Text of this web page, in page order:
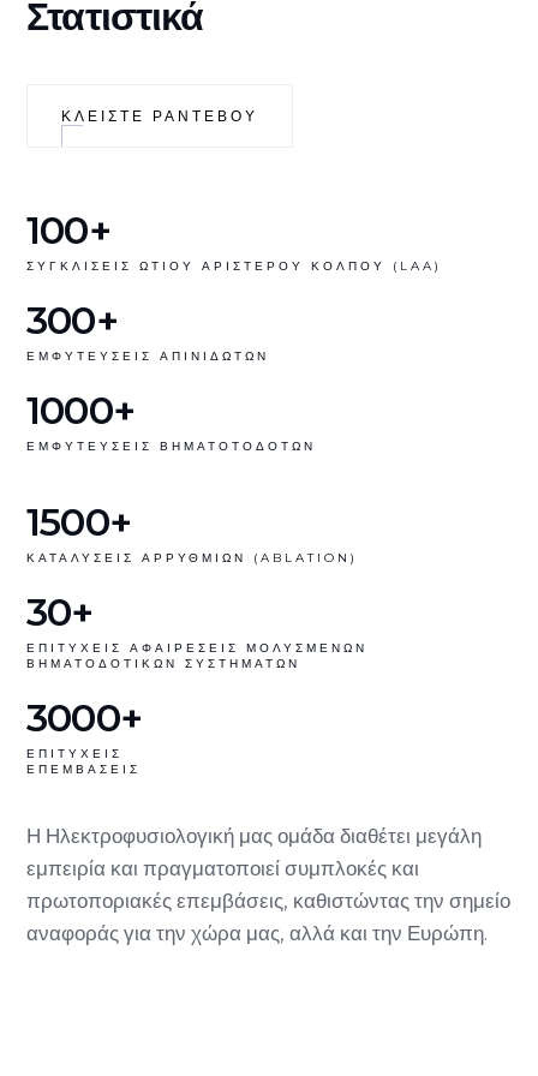
Στατιστικά
ΚΛΕΙΣΤΕ ΡΑΝΤΕΒΟΥ
100+
ΣΥΓΚΛΙΣΕΙΣ ΩΤΙΟΥ ΑΡΙΣΤΕΡΟΥ ΚΟΛΠΟΥ (LAA)
300+
ΕΜΦΥΤΕΥΣΕΙΣ ΑΠΙΝΙΔΩΤΩΝ
1000+
ΕΜΦΥΤΕΥΣΕΙΣ ΒΗΜΑΤΟΤΟΔΟΤΩΝ
1500+
ΚΑΤΑΛΥΣΕΙΣ ΑΡΡΥΘΜΙΩΝ (ABLATION)
30+
ΕΠΙΤΥΧΕΙΣ ΑΦΑΙΡΕΣΕΙΣ ΜΟΛΥΣΜΕΝΩΝ
ΒΗΜΑΤΟΔΟΤΙΚΩΝ ΣΥΣΤΗΜΑΤΩΝ
3000+
ΕΠΙΤΥΧΕΙΣ
ΕΠΕΜΒΑΣΕΙΣ
Η Ηλεκτροφυσιολογική μας ομάδα διαθέτει μεγάλη
εμπειρία και πραγματοποιεί συμπλοκές και
πρωτοποριακές επεμβάσεις, καθιστώντας την σημείο
αναφοράς για την χώρα μας, αλλά και την Ευρώπη.